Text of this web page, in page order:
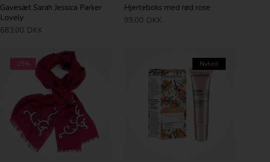
Gavesæt Sarah Jessica Parker
Lovely
683,00 DKK
Hjerteboks med rød rose
99,00 DKK
-25% Nyhed